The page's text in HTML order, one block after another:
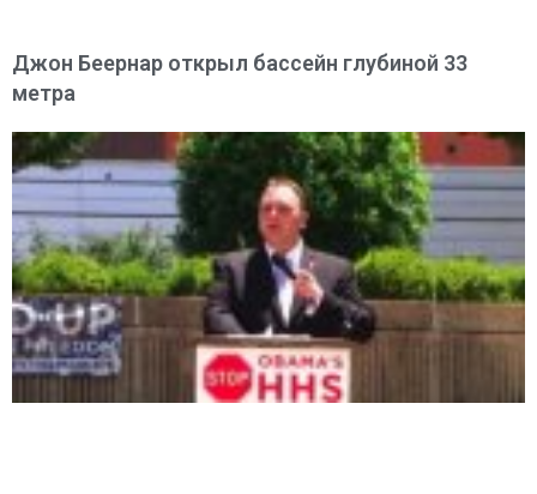
Джон Беернар открыл бассейн глубиной 33
метра